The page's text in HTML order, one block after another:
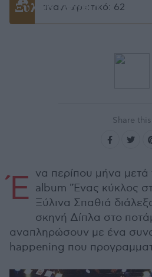
Προειδοποίσηση
αναγνωριστικό: 62
Ξύλινα Σπαθιά
Share this
Έ να περίπου μήνα μετά
album "Ένας κύκλος
Ξύλινα Σπαθιά
σκηνή Δίπλα στο
αναπληρώσουν με ένα
happening που